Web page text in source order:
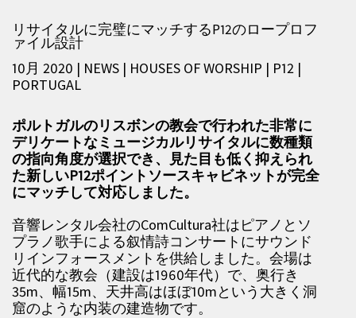
リサイタルに完璧にマッチするP12のロープロフ
ァイル設計
10月 2020 | NEWS | HOUSES OF WORSHIP | P12 |
PORTUGAL
ポルトガルのリスボンの教会で行われた非常に
デリケートなミュージカルリサイタルに数種類
の指向角度が選択でき、見た目も低く抑えられ
た新しいP12ポイントソースキャビネットが完全
にマッチして対応しました。
音響レンタル会社のComCultura社はピアノとソ
プラノ歌手による叙情詩コンサートにサウンド
リインフォースメントを供給しました。会場は
近代的な教会（建設は1960年代）で、奥行き
35m、幅15m、天井高はほぼ10mという大きく洞
窟のような内装の建造物です。